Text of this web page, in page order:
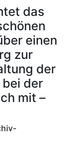
das
einen
zur
der
der
mit –